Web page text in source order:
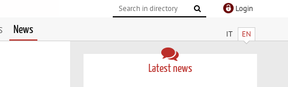
Login
IT EN
News
Latest news